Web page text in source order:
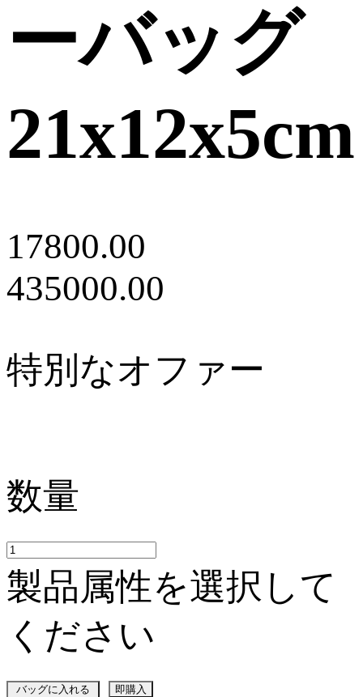
ーバッグ
21x12x5cm
17800.00
435000.00
特別なオファー
数量
製品属性を選択して
ください
即購入